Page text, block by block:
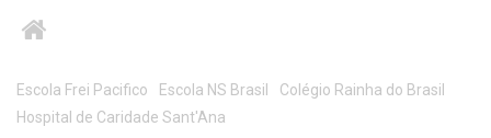
Escola Frei Pacifico Escola NS Brasil
Colégio Rainha do Brasil
Hospital de Caridade Sant'Ana